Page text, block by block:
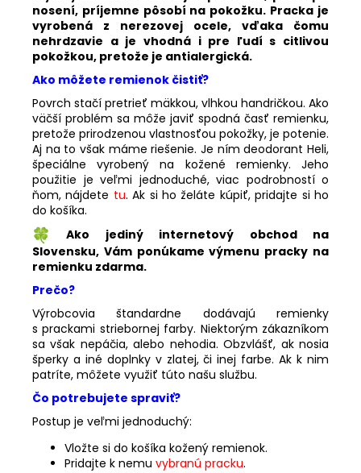
nosení, príjemne pôsobí na pokožku. Pracka je
vyrobená z nerezovej ocele, vďaka čomu
nehrdzavie a je vhodná i pre ľudí s citlivou
pokožkou, pretože je antialergická.
Ako môžete remienok čistiť?
Povrch stačí pretrieť mäkkou, vlhkou handričkou. Ako
väčší problém sa môže javiť spodná časť remienku,
pretože prirodzenou vlastnosťou pokožky, je potenie.
Aj na to však máme riešenie. Je ním deodorant Heli,
špeciálne vyrobený na kožené remienky. Jeho
použitie je veľmi jednoduché, viac podrobností o
ňom, nájdete tu. Ak si ho želáte kúpiť, pridajte si ho
do košíka.
Ako jediný internetový obchod na
Slovensku, Vám ponúkame výmenu pracky na
remienku zdarma.
Prečo?
Výrobcovia štandardne dodávajú remienky
s prackami striebornej farby. Niektorým zákazníkom
sa však nepáčia, alebo nehodia. Obzvlášť, ak nosia
šperky a iné doplnky v zlatej, či inej farbe. Ak k nim
patríte, môžete využiť túto našu službu.
Čo potrebujete spraviť?
Postup je veľmi jednoduchý:
Vložte si do košíka kožený remienok.
Pridajte k nemu vybranú pracku.